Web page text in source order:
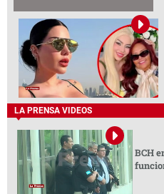
LA PRENSA VIDEOS
BCH